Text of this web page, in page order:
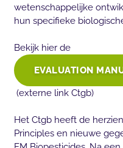
wetenschappelijke
hun specifieke
Bekijk hier de
EVALUATION
(externe link Ctgb)
Het Ctgb heeft de
Principles en nieuwe